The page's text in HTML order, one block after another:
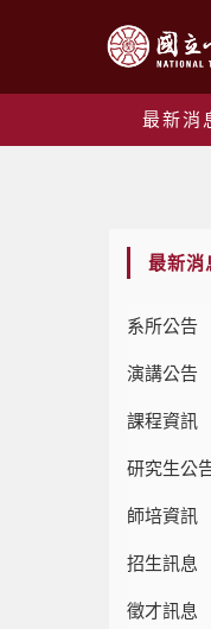
最新消
最新消
系所公告
演講公告
課程資訊
研究生公
師培資訊
招生訊息
徵才訊息